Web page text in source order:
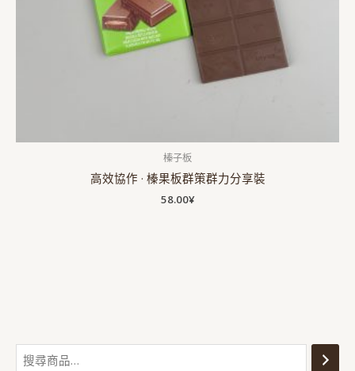
榛子板
高效協作 · 榛果板群策群力分享裝
58.00¥